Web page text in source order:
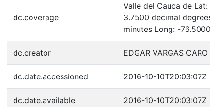
dc.coverage
Valle del Cauca de Lat:
3.7500 decimal degrees
minutes Long: -76.5000
dc.creator EDGAR VARGAS CARO
dc.date.accessioned 2016-10-10T20:03:07Z
dc.date.available 2016-10-10T20:03:07Z